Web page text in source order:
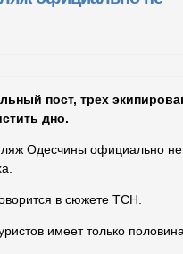
пост, трех
дно.
Одесчины официально
в сюжете ТСН.
имеет только